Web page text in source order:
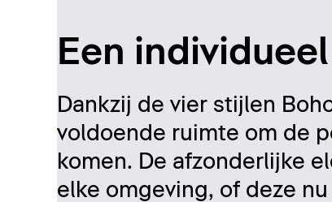
Een
Dankzij de vier stijlen
voldoende ruimte om de
komen. De afzonderlijke
elke omgeving, of deze